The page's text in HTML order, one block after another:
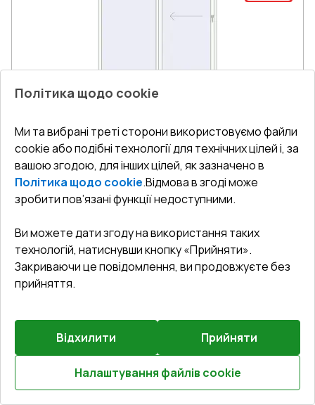
Розрахуй онлайн
Попереднє
Розсувні терасні двері 2000x2100 мм REHAU Brillant
70 (Похило-зсувні) Білий (RAL 9016) з двох сторін
Профільна система:
Склопакет : 4 - 16 - 4 - 12 - 4
₴69,477.55
Детальніше / Змінити
Комплектація
Політика щодо cookie
Ми та вибрані треті сторони використовуємо файли
cookie або подібні технології для технічних цілей і, за
вашою згодою, для інших цілей, як зазначено в
Політика щодо cookie.Відмова в згоді може
зробити пов’язані функції недоступними.
Ви можете дати згоду на використання таких
технологій, натиснувши кнопку «Прийняти».
Закриваючи це повідомлення, ви продовжуєте без
прийняття.
Відхилити Прийняти
Налаштування файлів cookie